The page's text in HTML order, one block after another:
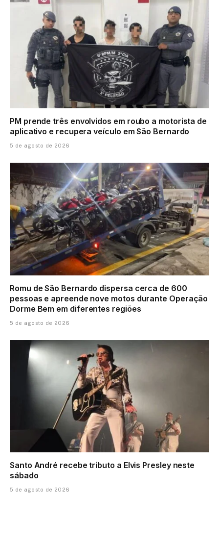
PM prende três envolvidos em roubo a motorista de
aplicativo e recupera veículo em São Bernardo
5 de agosto de 2026
Romu de São Bernardo dispersa cerca de 600
pessoas e apreende nove motos durante Operação
Dorme Bem em diferentes regiões
5 de agosto de 2026
Santo André recebe tributo a Elvis Presley neste
sábado
5 de agosto de 2026